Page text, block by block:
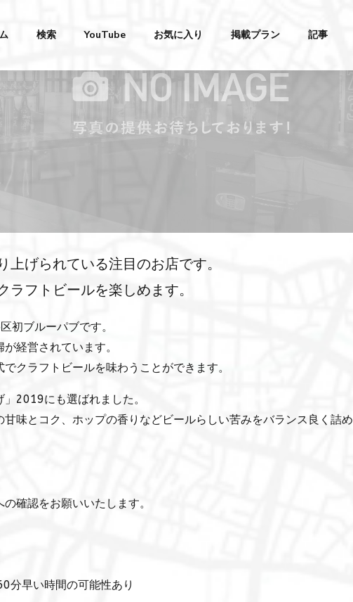
検索 YouTube お気に入り 掲載プラン 記事
げられている注目のお店です。
フトビールを楽しめます。
初ブルーパブです。
経営されています。
クラフトビールを味わうことができます。
2019にも選ばれました。
味とコク、ホップの香りなどビールらしい苦みをバランス良く詰め
確認をお願いいたします。
分早い時間の可能性あり